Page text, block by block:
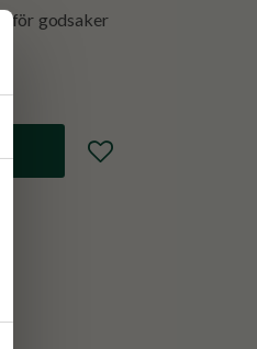
för godsaker
Lägg till i favoriter